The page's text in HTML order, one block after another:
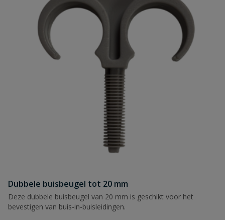
Dubbele buisbeugel tot 20 mm
Deze dubbele buisbeugel van 20 mm is geschikt voor het
bevestigen van buis-in-buisleidingen.